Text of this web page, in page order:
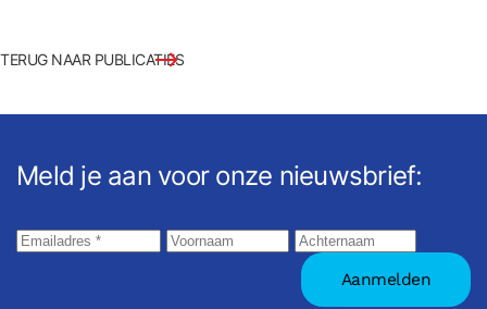
TERUG NAAR PUBLICATIES
Meld je aan voor onze nieuwsbrief: